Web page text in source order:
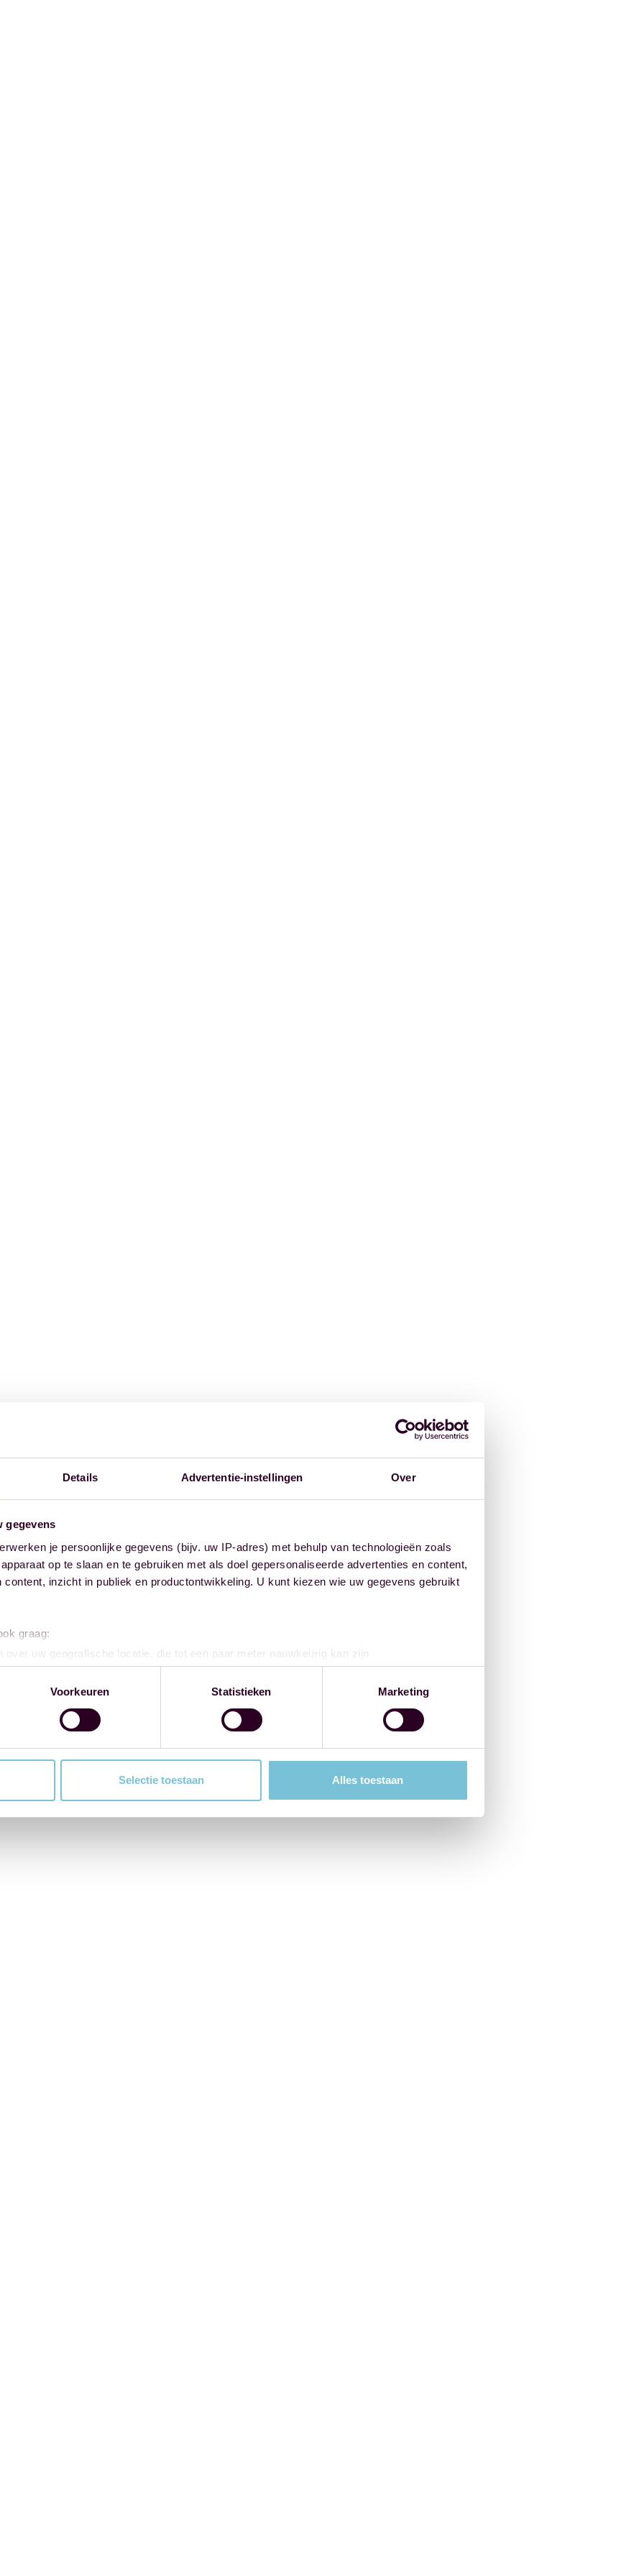
Details Advertentie-instellingen Over
gegevens
je persoonlijke gegevens (bijv. uw IP-adres) met behulp van technologieën zoals
op te slaan en te gebruiken met als doel gepersonaliseerde advertenties en content,
content, inzicht in publiek en productontwikkeling. U kunt kiezen wie uw gegevens gebruikt
graag:
over uw geografische locatie, die tot een paar meter nauwkeurig kan zijn
door het actief te scannen op specifieke eigenschappen (fingerprinting)
gegevens worden verwerkt en stel uw voorkeuren in het
detailgedeeltein. U kunt uw
of intrekken in de Cookieverklaring.
Ook delen we informatie over uw gebruik van onze site met onze partners voor social
Deze partners kunnen deze gegevens combineren met andere informatie die u aan ze heeft
Voorkeuren Statistieken Marketing
Selectie toestaan Alles toestaan